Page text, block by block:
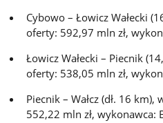
Cybowo – Łowicz Wałecki
oferty: 592,97 mln zł,
Łowicz Wałecki – Piecnik
oferty: 538,05 mln zł,
Piecnik – Wałcz (dł. 16
552,22 mln zł, wykonawca: